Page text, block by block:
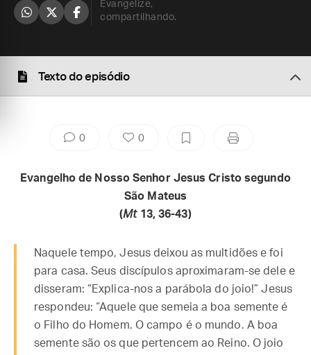
Evangelize,
compartilhando.
Texto do episódio
0 0
Evangelho de Nosso Senhor Jesus Cristo segundo
São Mateus
(Mt13, 36-43)
Naquele tempo, Jesus deixou as multidões e foi
para casa. Seus discípulos aproximaram-se dele e
disseram: “Explica-nos a parábola do joio!” Jesus
respondeu: “Aquele que semeia a boa semente é
o Filho do Homem. O campo é o mundo. A boa
semente são os que pertencem ao Reino. O joio